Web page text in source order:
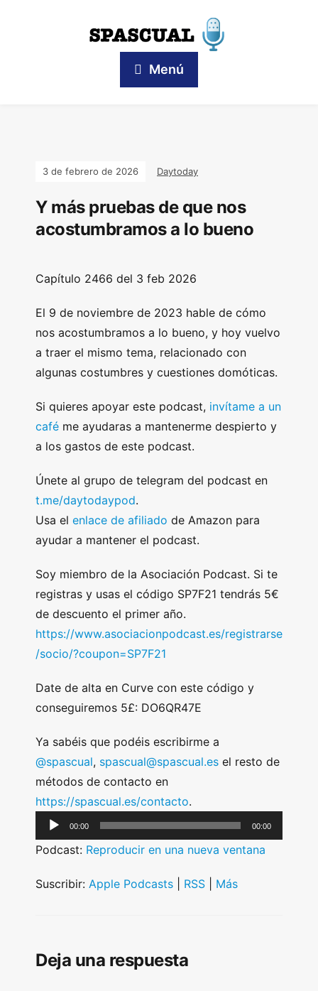
Menú
3 de febrero de 2026 Daytoday
Y más pruebas de que nos
acostumbramos a lo bueno
Capítulo 2466 del 3 feb 2026
El 9 de noviembre de 2023 hable de cómo
nos acostumbramos a lo bueno, y hoy vuelvo
a traer el mismo tema, relacionado con
algunas costumbres y cuestiones domóticas.
Si quieres apoyar este podcast, invítame a un
café me ayudaras a mantenerme despierto y
a los gastos de este podcast.
Únete al grupo de telegram del podcast en
t.me/daytodaypod.
Usa el enlace de afiliado de Amazon para
ayudar a mantener el podcast.
Soy miembro de la Asociación Podcast. Si te
registras y usas el código SP7F21 tendrás 5€
de descuento el primer año.
https://www.asociacionpodcast.es/registrarse
/socio/?coupon=SP7F21
Date de alta en Curve con este código y
conseguiremos 5£: DO6QR47E
Ya sabéis que podéis escribirme a
@spascual, spascual@spascual.es el resto de
métodos de contacto en
https://spascual.es/contacto.
u
i
a
00:00 00:00
Podcast: Reproducir en una nueva ventana
Suscribir: Apple Podcasts RSS Más
Deja una respuesta